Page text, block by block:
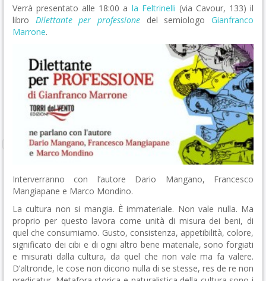
Verrà presentato alle 18:00 a la Feltrinelli (via Cavour, 133) il
libro Dilettante per professione del semiologoGianfranco
Marrone.
Interverranno con l’autore Dario Mangano, Francesco
Mangiapane e Marco Mondino.
La cultura non si mangia. È immateriale. Non vale nulla. Ma
proprio per questo lavora come unità di misura dei beni, di
quel che consumiamo. Gusto, consistenza, appetibilità, colore,
significato dei cibi e di ogni altro bene materiale, sono forgiati
e misurati dalla cultura, da quel che non vale ma fa valere.
D’altronde, le cose non dicono nulla di se stesse, res de re non